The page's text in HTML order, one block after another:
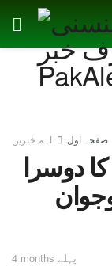
صفحہ اول اہم خبریں
دوسرا
نوجوان
4 months پہلے